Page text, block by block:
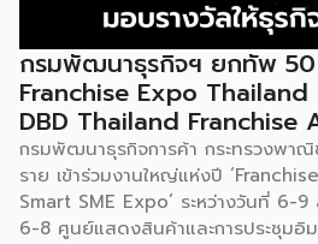
กรมพัฒนาธุรกิจฯ ยกทัพ 50
Franchise Expo
DBD Thailand Franchise
กรมพัฒนาธุรกิจการค้า กระทรวงพา
ราย เข้าร่วมงานใหญ่แห่งปี
Smart SME Expo’ ระหว่างวันที่
6-8 ศูนย์แสดงสินค้าและการประชุมอิ